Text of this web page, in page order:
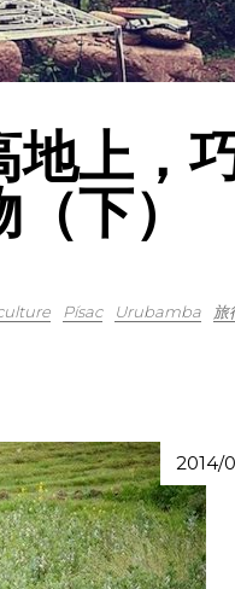
地上，
下）
Písac Urubamba 旅
2014/